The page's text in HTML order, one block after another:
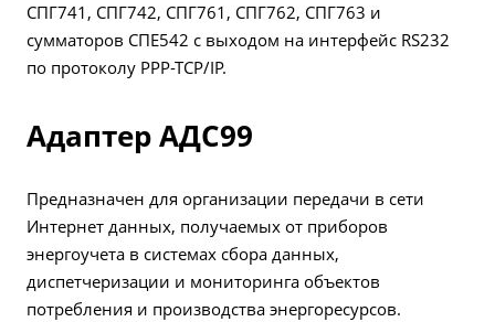
СПГ741, СПГ742, СПГ761, СПГ762, СПГ763 и
сумматоров СПЕ542 с выходом на интерфейс RS232
по протоколу PPP-TCP/IP.
Адаптер АДС99
Предназначен для организации передачи в сети
Интернет данных, получаемых от приборов
энергоучета в системах сбора данных,
диспетчеризации и мониторинга объектов
потребления и производства энергоресурсов.